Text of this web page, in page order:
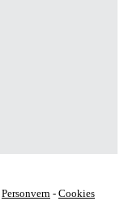
Personvern - Cookies